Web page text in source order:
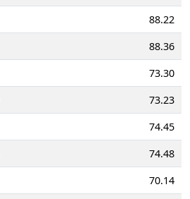
88.22
88.36
73.30
73.23
74.45
74.48
70.14